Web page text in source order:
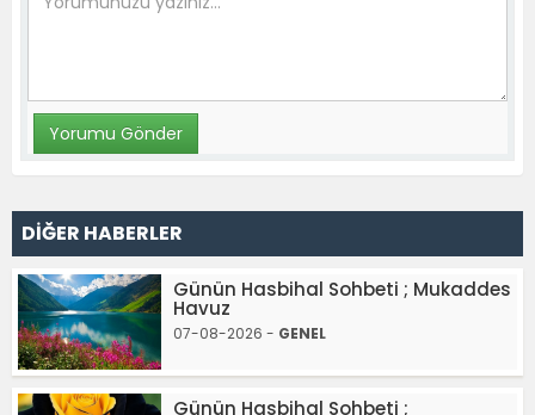
DİĞER HABERLER
Günün Hasbihal Sohbeti ; Mukaddes
Havuz
07-08-2026 - GENEL
Günün Hasbihal Sohbeti ;